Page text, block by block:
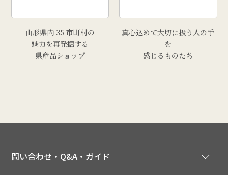
山形県内 35 市町村の
魅力を再発掘する
県産品ショップ
真心込めて大切に扱う人の手
を
感じるものたち
問い合わせ・Q&A・ガイド